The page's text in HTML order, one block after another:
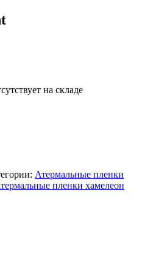
на складе
Атермальные пленки
пленки хамелеон